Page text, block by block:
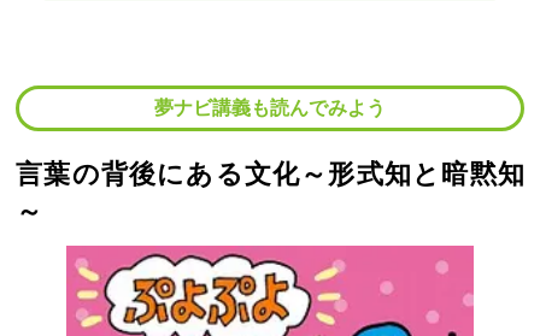
夢ナビ講義も読んでみよう
言葉の背後にある文化～形式知と暗黙知
～